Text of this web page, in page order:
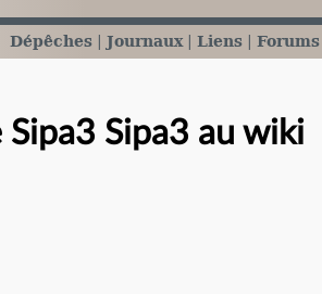
Dépêches Journaux Liens Forums
Sipa3 au wiki